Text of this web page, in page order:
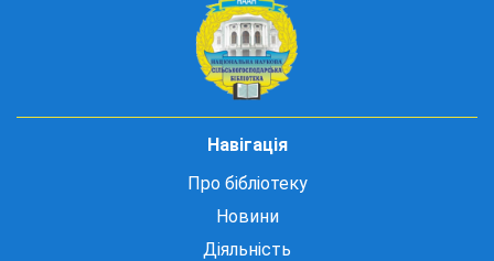
Навігація
Про бібліотеку
Новини
Діяльність